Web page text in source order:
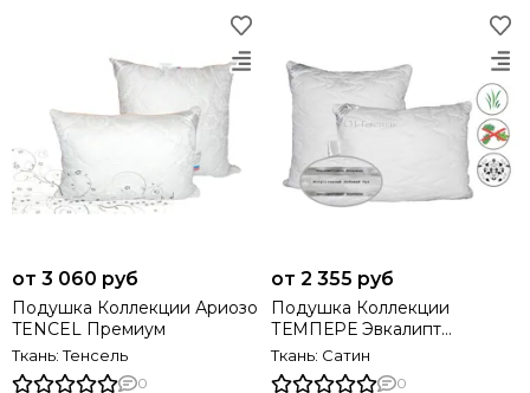
от 3 060 руб
Подушка Коллекции Ариозо
TENCEL Премиум
Ткань: Тенсель
0
от 2 355 руб
Подушка Коллекции
ТЕМПЕРЕ Эвкалипт
Премиум
Ткань: Сатин
0